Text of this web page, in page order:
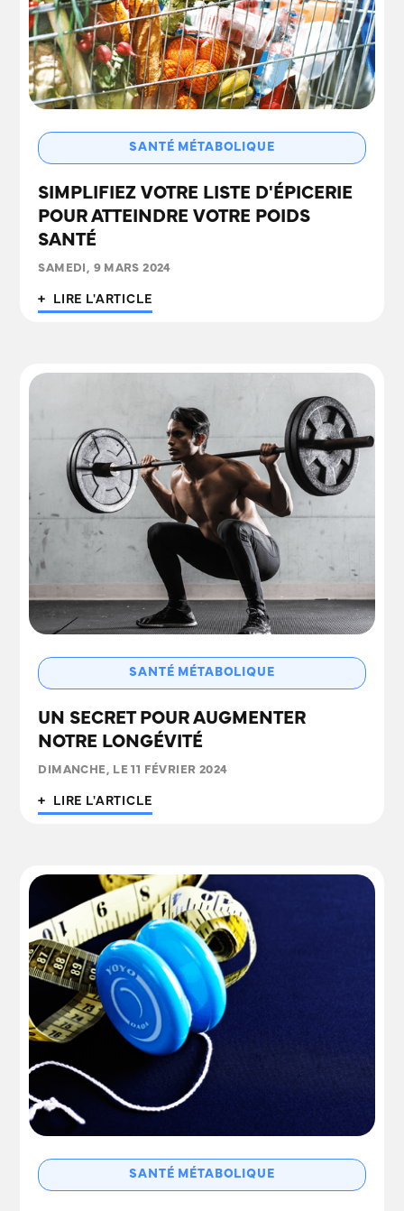
SANTÉ MÉTABOLIQUE
SIMPLIFIEZ VOTRE LISTE D'ÉPICERIE
POUR ATTEINDRE VOTRE POIDS
SANTÉ
SAMEDI, 9 MARS 2024
+ LIRE L'ARTICLE
SANTÉ MÉTABOLIQUE
UN SECRET POUR AUGMENTER
NOTRE LONGÉVITÉ
DIMANCHE, LE 11 FÉVRIER 2024
+ LIRE L'ARTICLE
SANTÉ MÉTABOLIQUE